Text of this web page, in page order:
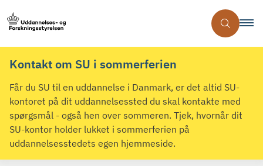
Kontakt om SU i sommerferien
Får du SU til en uddannelse i Danmark, er det altid SU-
kontoret på dit uddannelsessted du skal kontakte med
spørgsmål - også hen over sommeren. Tjek, hvornår dit
SU-kontor holder lukket i sommerferien på
uddannelsesstedets egen hjemmeside.